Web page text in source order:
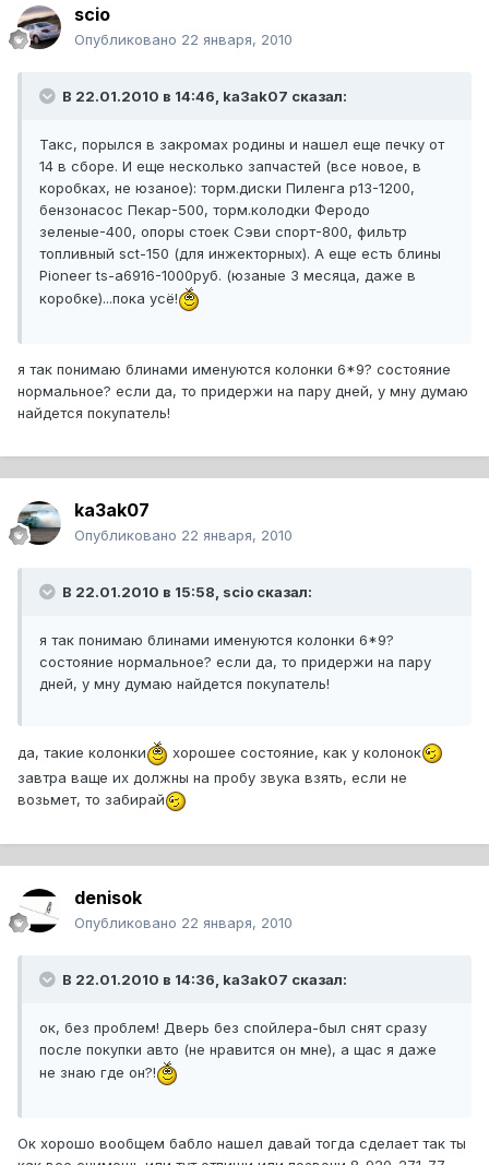
scio
Опубликовано 22 января, 2010
В 22.01.2010 в 14:46, ka3ak07 сказал:
Такс, порылся в закромах родины и нашел еще печку от
14 в сборе. И еще несколько запчастей (все новое, в
коробках, не юзаное): торм.диски Пиленга р13-1200,
бензонасос Пекар-500, торм.колодки Феродо
зеленые-400, опоры стоек Сэви спорт-800, фильтр
топливный sct-150 (для инжекторных). А еще есть блины
Pioneer ts-a6916-1000руб. (юзаные 3 месяца, даже в
коробке)...пока усё!
я так понимаю блинами именуются колонки 6*9? состояние
нормальное? если да, то придержи на пару дней, у мну думаю
найдется покупатель!
ka3ak07
Опубликовано 22 января, 2010
В 22.01.2010 в 15:58, scio сказал:
я так понимаю блинами именуются колонки 6*9?
состояние нормальное? если да, то придержи на пару
дней, у мну думаю найдется покупатель!
да, такие колонки
хорошее состояние, как у колонок
завтра ваще их должны на пробу звука взять, если не
возьмет, то забирай
denisok
Опубликовано 22 января, 2010
В 22.01.2010 в 14:36, ka3ak07 сказал:
ок, без проблем! Дверь без спойлера-был снят сразу
после покупки авто (не нравится он мне), а щас я даже
не знаю где он?!
Ок хорошо вообщем бабло нашел давай тогда сделает так ты